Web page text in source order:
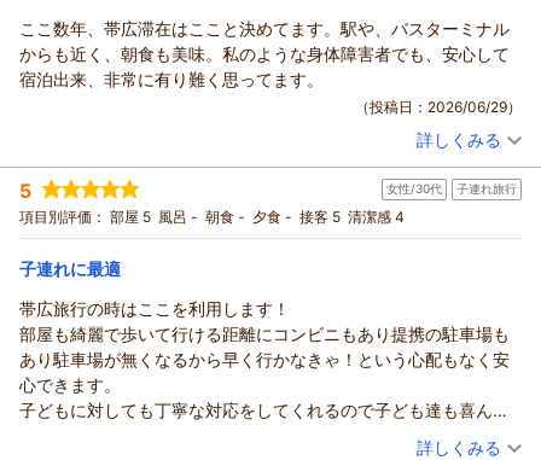
またお客様とお会いできる日を心よりお待ち申し上げておりま
す。
フロント 有馬
（返信日：2026/07/19）
またのお越しを心よりお待ちしております。
フロント 伊藤
支配人
（返信日：2026/07/13）
リッチモンドホテル帯広駅前からの返信
この度はリッチモンドホテル帯広駅前をご利用いただきまして
誠にありがとうございます。
また、お忙しい中ご感想をお寄せいただき、重ねて御礼申し上
急遽のご予定変更による2泊でのご滞在とのこと、私どものホテ
ルがお客様のお役に立てたのであれば何よりでございます。
当ホテルの周辺につきまして、居酒屋巡りをお楽しみいただけ
た様子が伺え、嬉しく存じます。仰る通り、ホテルから徒歩圏
内には帯広の名店や様々なジャンルの飲食店が多数並んでお
また、急遽お召し上がりいただくこととなった朝食ビュッフェ
につきましても、「何を食べようか迷うほど」と、豊富なメニ
ューをお楽しみいただき美味しくお召し上がりいただけたよう
で大変安堵いたしました。十勝ならではのメニューを揃えた自
慢の朝食で、お客様の朝のはじまりに彩りを添えられたのであ
ここ数年、帯広滞在はここと決めてます。駅や、バスターミナル
からも近く、朝食も美味。私のような身体障害者でも、安心して
宿泊出来、非常に有り難く思ってます。
（投稿日：2026/06/29）
投稿者： くまごろうさん(男性/60代)
宿泊プラン： 【チェーンホテル特集】冬の予約でお得に泊まろう♪シンプル
ステイプラン-朝食付-
シングル 朝のみ
宿泊価格帯： 8,001～9,000円(大人一人あたり/税込)
いつもリッチモンドホテルズをご愛顧いただきまして誠にあり
がとうございます。
また、お忙しい中「ここ数年、帯広滞在はここと決めてます」
という、私どもにとってこれ以上ないほど光栄なお言葉をお寄
せいただき、心より厚く御礼申し上げます。
駅やバスターミナルからのアクセスの良さ、そして私どもの自
詳しくみる
5 女性/30代 子連れ旅行
項目別評価： 部屋 5 風呂 - 朝食 - 夕食 - 接客 5 清潔感 4
子連れに最適
帯広旅行の時はここを利用します！
部屋も綺麗で歩いて行ける距離にコンビニもあり提携の駐車場も
あり駐車場が無くなるから早く行かなきゃ！という心配もなく安
心できます。
子どもに対しても丁寧な対応をしてくれるので子ども達も喜んで
（投稿日：2026/06/21）
詳しくみる